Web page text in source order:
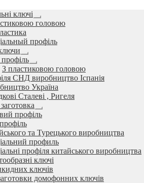
ключі
Розгорнуте
вкладене
головою
профіль
Розгорнуте
вкладене
меню
Розгорнуте
вкладене
меню
З пластиковою головою
СНД виробництво Іспанія
Україна
Сталеві , Ригеля
Розгорнуте
вкладене
профіль
та Турецького виробництва
профиль
профіля китайського виробництва
ключі
ключів
домофонних ключів